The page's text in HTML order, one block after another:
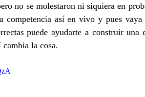
no se molestaron ni siquiera en
competencia así en vivo y pues
puede ayudarte a construir
la cosa.